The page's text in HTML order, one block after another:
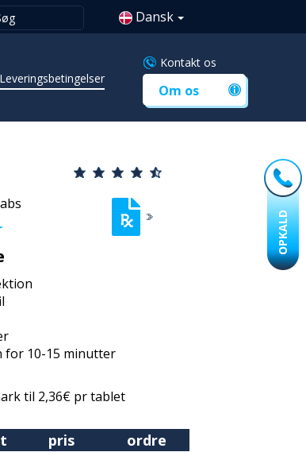
OPKALD
Dansk
Leveringsbetingelser
Kontakt os
Om os
for 10-15 minutter
til 2,36€ pr tablet
pris ordre